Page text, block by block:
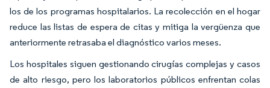
los de los programas hospitalarios. La recolección en el hogar
reduce las listas de espera de citas y mitiga la vergüenza que
anteriormente retrasaba el diagnóstico varios meses.
Los hospitales siguen gestionando cirugías complejas y casos
de alto riesgo, pero los laboratorios públicos enfrentan colas